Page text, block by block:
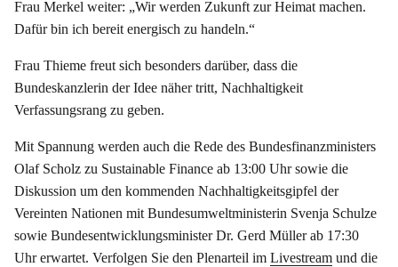
Frau Merkel weiter: „Wir werden Zukunft zur Heimat machen.
Dafür bin ich bereit energisch zu handeln.“
Frau Thieme freut sich besonders darüber, dass die
Bundeskanzlerin der Idee näher tritt, Nachhaltigkeit
Verfassungsrang zu geben.
Mit Spannung werden auch die Rede des Bundesfinanzministers
Olaf Scholz zu Sustainable Finance ab 13:00 Uhr sowie die
Diskussion um den kommenden Nachhaltigkeitsgipfel der
Vereinten Nationen mit Bundesumweltministerin Svenja Schulze
sowie Bundesentwicklungsminister Dr. Gerd Müller ab 17:30
Uhr erwartet. Verfolgen Sie den Plenarteil im Livestream und die